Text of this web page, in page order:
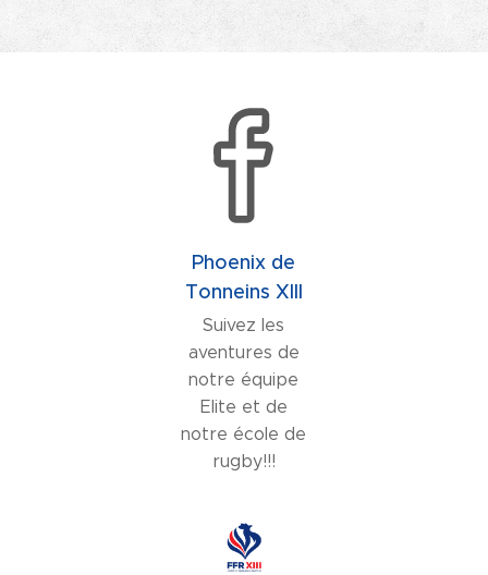
Phoenix de
Tonneins XIII
Suivez les
aventures de
notre équipe
Elite et de
notre école de
rugby!!!